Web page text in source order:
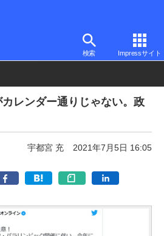
検索 Impressサイト
レンダー通りじゃない。政
宇都宮 充 2021年7月5日 16:05